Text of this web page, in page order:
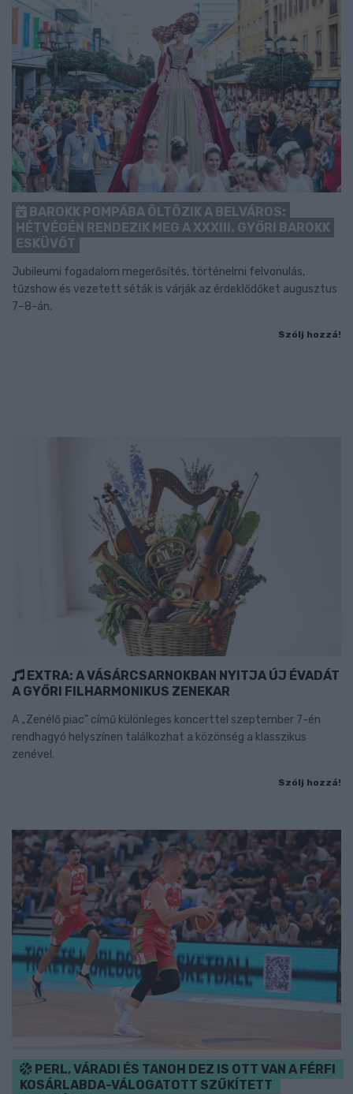
BAROKK POMPÁBA ÖLTÖZIK A BELVÁROS:
HÉTVÉGÉN RENDEZIK MEG A XXXIII. GYŐRI BAROKK
ESKÜVŐT
Jubileumi fogadalom megerősítés, történelmi felvonulás,
tűzshow és vezetett séták is várják az érdeklődőket augusztus
7–8-án.
Szólj hozzá!
EXTRA: A VÁSÁRCSARNOKBAN NYITJA ÚJ ÉVADÁT
A GYŐRI FILHARMONIKUS ZENEKAR
A „Zenélő piac” című különleges koncerttel szeptember 7-én
rendhagyó helyszínen találkozhat a közönség a klasszikus
zenével.
Szólj hozzá!
PERL, VÁRADI ÉS TANOH DEZ IS OTT VAN A FÉRFI
KOSÁRLABDA-VÁLOGATOTT SZŰKÍTETT